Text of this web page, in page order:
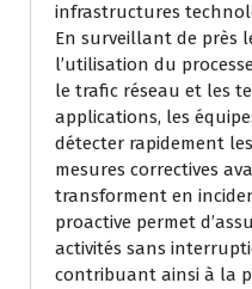
infrastructures
En surveillant de près
l’utilisation du
le trafic réseau et les
applications, les
détecter rapidement
mesures correctives
transforment en
proactive permet
activités sans
contribuant ainsi à la